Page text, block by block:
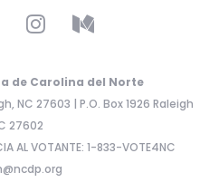
de Carolina del Norte
NC 27603 | P.O. Box 1926 Raleigh
27602
AL VOTANTE: 1-833-VOTE4NC